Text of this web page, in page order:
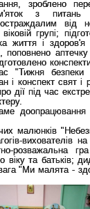
зроблено
з питань
від
групі;
життя і здоров'я
поповнено
"Тижня безпеки
і конспект свят і
дії під час
доопрацювання
малюнків
вихователів
розважальна
та батьків;
"Ми малята -